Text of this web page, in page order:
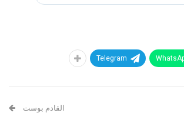
Telegram
القادم بوست